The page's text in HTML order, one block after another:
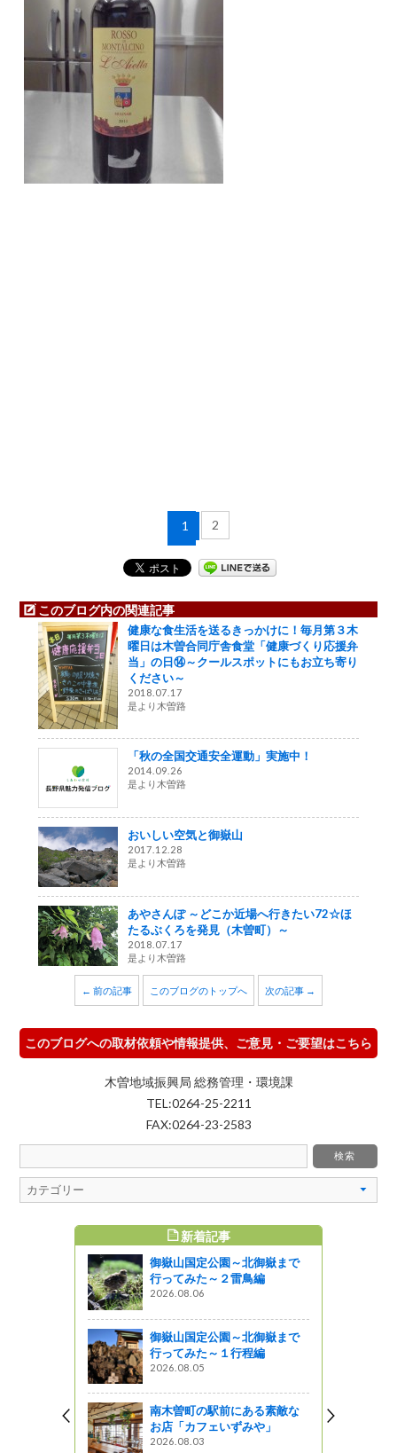
1 2
このブログ内の関連記事
健康な食生活を送るきっかけに！毎月第３木
曜日は木曽合同庁舎食堂「健康づくり応援弁
当」の日⑭～クールスポットにもお立ち寄り
ください～
2018.07.17
是より木曽路
「秋の全国交通安全運動」実施中！
2014.09.26
是より木曽路
おいしい空気と御嶽山
2017.12.28
是より木曽路
あやさんぽ ～どこか近場へ行きたい72☆ほ
たるぶくろを発見（木曽町）～
2018.07.17
是より木曽路
← 前の記事 このブログのトップへ 次の記事 →
このブログへの取材依頼や情報提供、ご意見・ご要望はこちら
木曽地域振興局 総務管理・環境課
TEL:0264-25-2211
FAX:0264-23-2583
新着記事
御嶽山国定公園～北御嶽まで
行ってみた～２雷鳥編
2026.08.06
御嶽山国定公園～北御嶽まで
行ってみた～１行程編
2026.08.05
南木曽町の駅前にある素敵な
お店「カフェいずみや」
2026.08.03